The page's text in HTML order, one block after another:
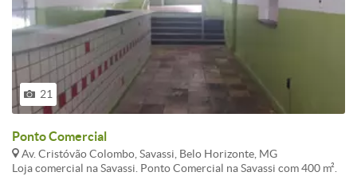
21
Ponto Comercial
Av. Cristóvão Colombo, Savassi, Belo Horizonte, MG
Loja comercial na Savassi. Ponto Comercial na Savassi com 400 m².